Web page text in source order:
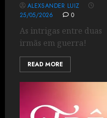
ALEXSANDER LUIZ
25/05/2026
0
As intrigas entre duas
irmãs em guerra!
READ MORE